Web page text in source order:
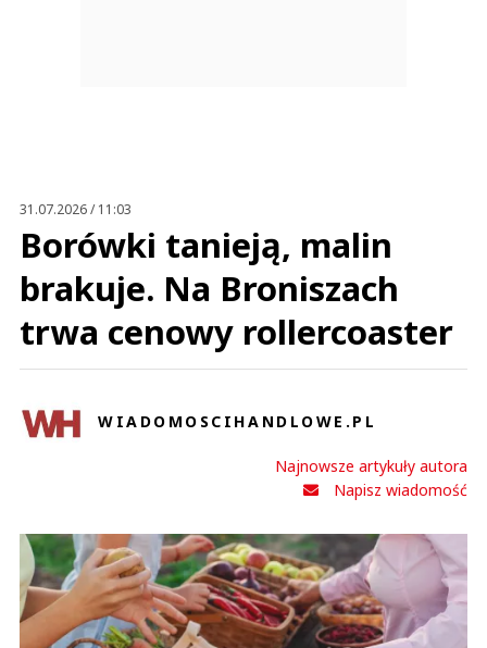
31.07.2026 / 11:03
Borówki tanieją, malin
brakuje. Na Broniszach
trwa cenowy rollercoaster
WIADOMOSCIHANDLOWE.PL
Najnowsze artykuły autora
Napisz wiadomość